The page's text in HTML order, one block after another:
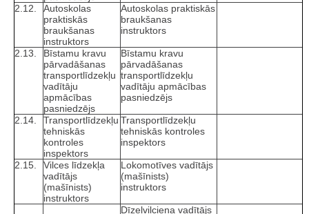
2.12.
Autoskolas
praktiskās
braukšanas
instruktors
Autoskolas praktiskās
braukšanas
instruktors
2.13.
Bīstamu kravu
pārvadāšanas
transportlīdzekļu
vadītāju
apmācības
pasniedzējs
Bīstamu kravu
pārvadāšanas
transportlīdzekļu
vadītāju apmācības
pasniedzējs
2.14.
Transportlīdzekļu
tehniskās
kontroles
inspektors
Transportlīdzekļu
tehniskās kontroles
inspektors
2.15.
Vilces līdzekļa
vadītājs
(mašīnists)
instruktors
Lokomotīves vadītājs
(mašīnists)
instruktors
Dīzeļvilciena vadītājs